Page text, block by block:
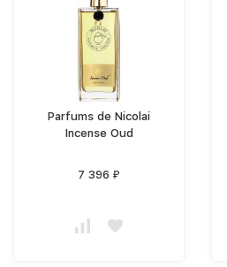
Parfums de Nicolai
Incense Oud
7 396 ₽